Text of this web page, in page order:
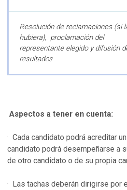
Resolución de reclamaciones (si
hubiera), proclamación del
representante elegido y difusión
resultados
Aspectos a tener en cuenta:
· Cada candidato podrá acreditar
candidato podrá desempeñarse a
de otro candidato o de su propia
· Las tachas deberán dirigirse por